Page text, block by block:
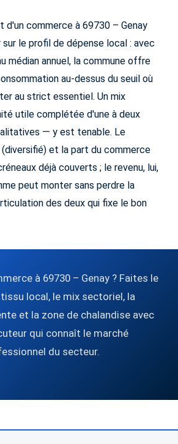
d'un commerce à 69730 – Genay
sur le profil de dépense local : avec
médian annuel, la commune offre
au-dessus du seuil où
au strict essentiel. Un mix
utile complétée d'une à deux
— y est tenable. Le
et la part du commerce
déjà couverts ; le revenu, lui,
peut monter sans perdre la
des deux qui fixe le bon
à 69730 – Genay ? Faites le
local, le mix sectoriel, la
et la zone de chalandise avec
qui connaît le marché
du secteur.